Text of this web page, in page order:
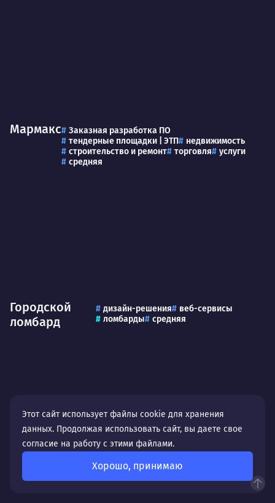
Мармакс
Заказная разработка ПО
тендерные площадки | ЭТП
недвижимость
строительство и ремонт
торговля
услуги
средняя
Городской
ломбард
дизайн-решения
веб-сервисы
ломбарды
средняя
Создание сайтов
дизайн-решения
ломбарды
средняя
Этот сайт использует файлы cookie для хранения
данных. Продолжая использовать сайт, вы даете свое
согласие на работу с этими файлами.
Хорошо, принимаю